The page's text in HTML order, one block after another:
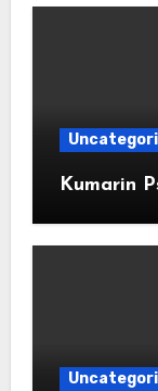
Kumarin